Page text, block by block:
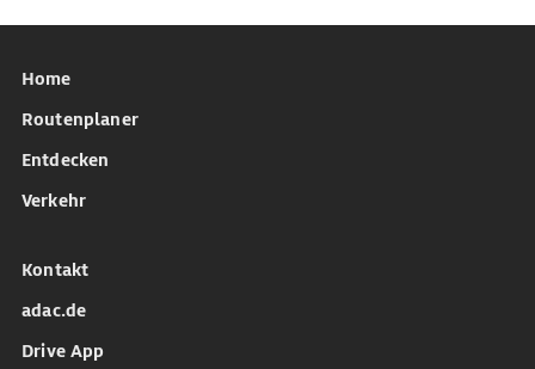
Home
Routenplaner
Entdecken
Verkehr
Kontakt
adac.de
Drive App